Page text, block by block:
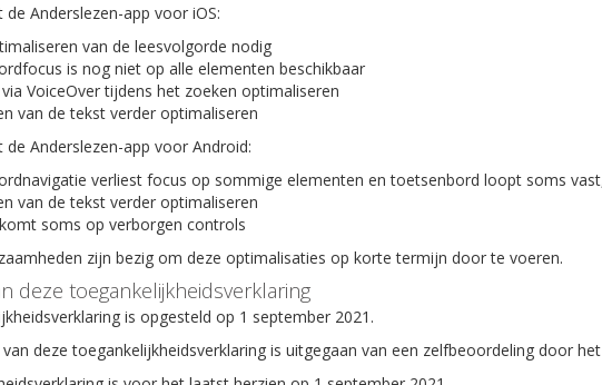
Anderslezen-app voor iOS:
van de leesvolgorde nodig
is nog niet op alle elementen beschikbaar
VoiceOver tijdens het zoeken optimaliseren
van de tekst verder optimaliseren
Anderslezen-app voor Android:
verliest focus op sommige elementen en toetsenbord loopt soms
van de tekst verder optimaliseren
soms op verborgen controls
zijn bezig om deze optimalisaties op korte termijn door te voeren.
deze toegankelijkheidsverklaring
is opgesteld op 1 september 2021.
deze toegankelijkheidsverklaring is uitgegaan van een zelfbeoordeling door